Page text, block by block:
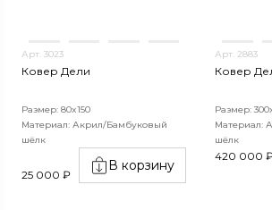
Арт. 3023
Ковер Дели
Размер: 80x150
Материал: Акрил/Бамбуковый
шёлк
25 000 ₽
В корзину
Арт. 2883
Ковер
Размер:
Материал:
шёлк
420 000